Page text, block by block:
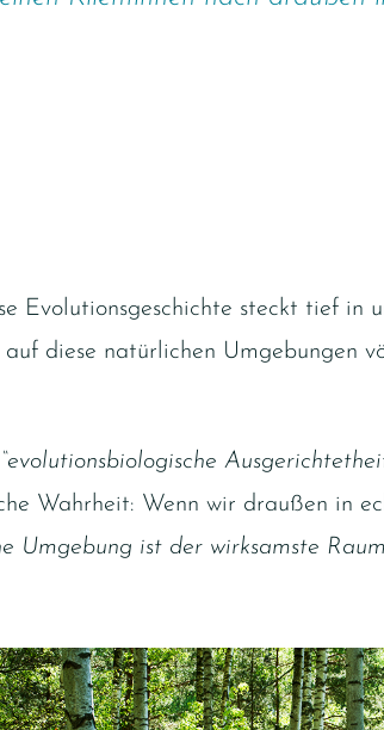
Evolutionsgeschichte steckt tief in
auf diese natürlichen Umgebungen
“evolutionsbiologische
Wahrheit: Wenn wir draußen in
Umgebung ist der wirksamste